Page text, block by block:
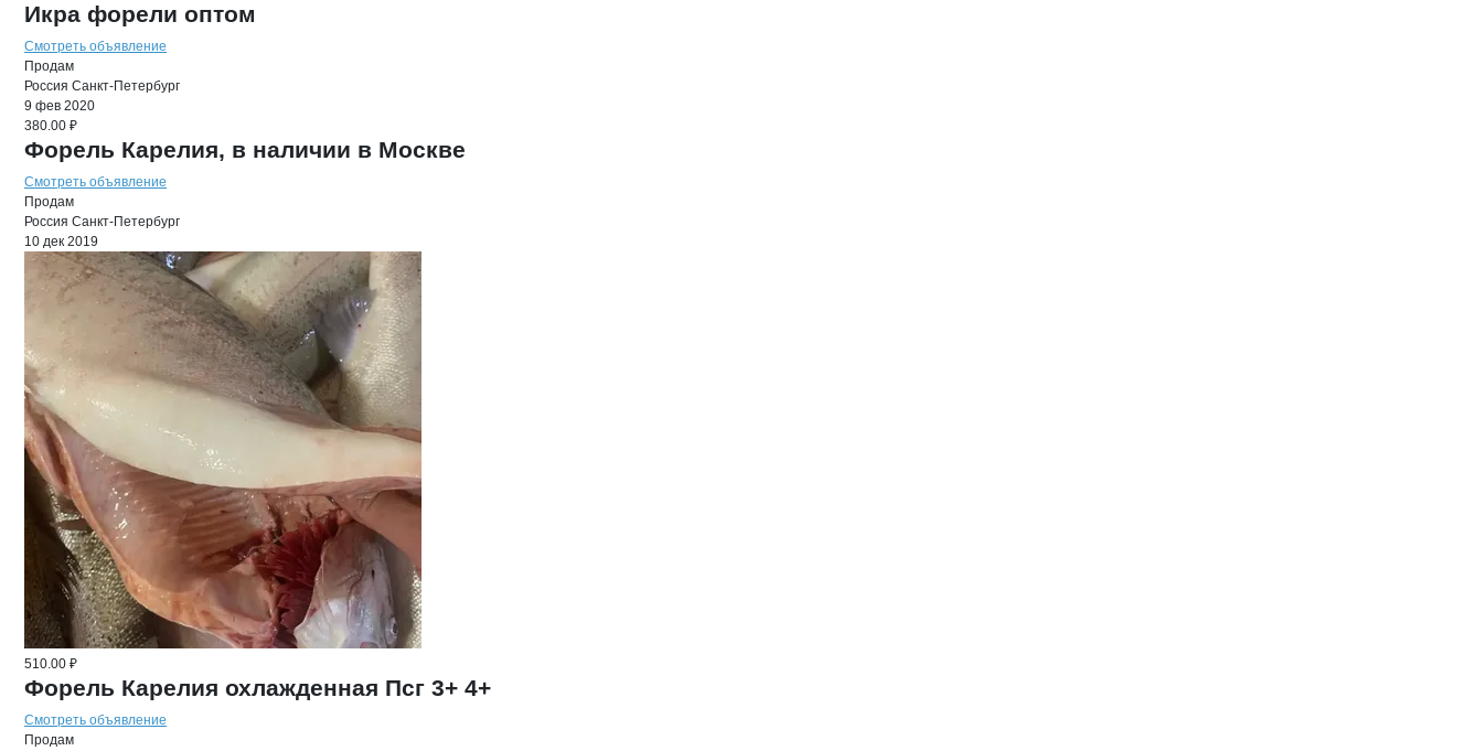
Икра форели оптом
Смотреть объявление
Продам
Россия Санкт-Петербург
9 фев 2020
380.00 ₽
Форель Карелия, в наличии в Москве
Смотреть объявление
Продам
Россия Санкт-Петербург
10 дек 2019
510.00 ₽
Форель Карелия охлажденная Псг 3+ 4+
Смотреть объявление
Продам